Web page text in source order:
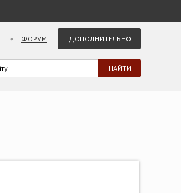
ФОРУМ ДОПОЛНИТЕЛЬНО